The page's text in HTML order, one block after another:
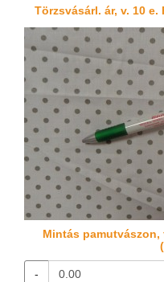
Törzsvásárl. ár, v. 10
Mintás
-